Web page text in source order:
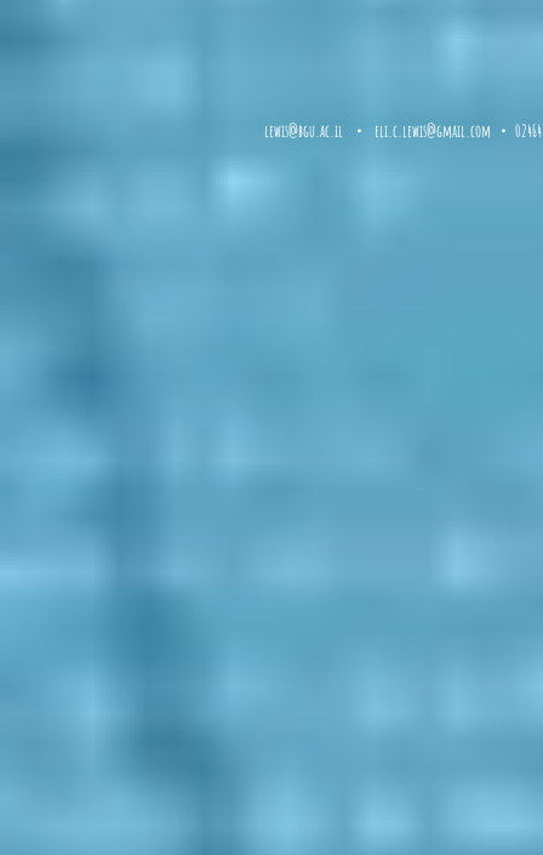
lewis@bgu.ac.il ・ eli.c.lewis@gmail.com ・